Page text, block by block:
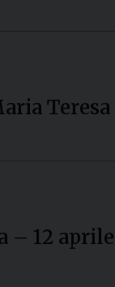
– 12